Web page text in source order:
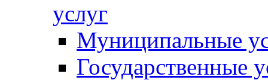
услуг
Муниципальные
Государственные